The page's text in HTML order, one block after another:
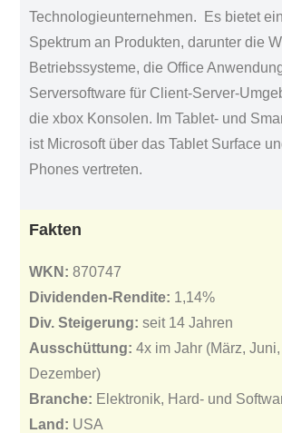
Technologieunternehmen. Es bietet
Spektrum an Produkten, darunter die
Betriebssysteme, die Office
Serversoftware für Client-Server-
die xbox Konsolen. Im Tablet- und
ist Microsoft über das Tablet Surface
Phones vertreten.
Fakten
WKN: 870747
Dividenden-Rendite: 1,14%
Div. Steigerung: seit 14 Jahren
Ausschüttung: 4x im Jahr (März,
Dezember)
Branche: Elektronik, Hard- und
Land: USA